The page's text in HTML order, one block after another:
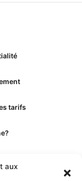
aux
tarifs